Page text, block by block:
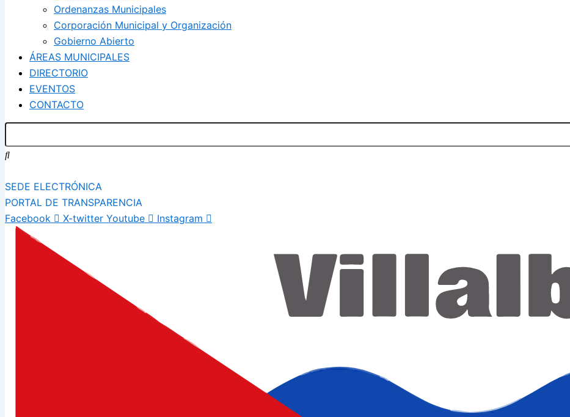
Ordenanzas Municipales
Corporación Municipal y Organización
Gobierno Abierto
ÁREAS MUNICIPALES
DIRECTORIO
EVENTOS
CONTACTO
SEDE ELECTRÓNICA
PORTAL DE TRANSPARENCIA
Facebook
X-twitter Youtube Instagram